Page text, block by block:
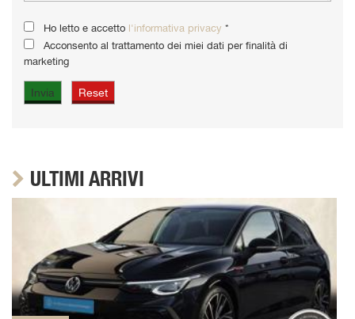
Ho letto e accetto l'informativa privacy *
Acconsento al trattamento dei miei dati per finalità di
marketing
ULTIMI ARRIVI